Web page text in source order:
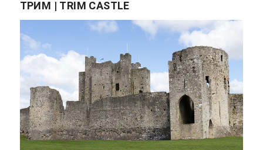
ТРИМ | TRIM CASTLE